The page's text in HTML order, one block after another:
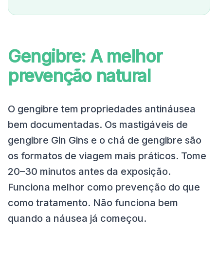
Gengibre: A melhor
prevenção natural
O gengibre tem propriedades antináusea
bem documentadas. Os mastigáveis de
gengibre Gin Gins e o chá de gengibre são
os formatos de viagem mais práticos. Tome
20–30 minutos antes da exposição.
Funciona melhor como prevenção do que
como tratamento. Não funciona bem
quando a náusea já começou.